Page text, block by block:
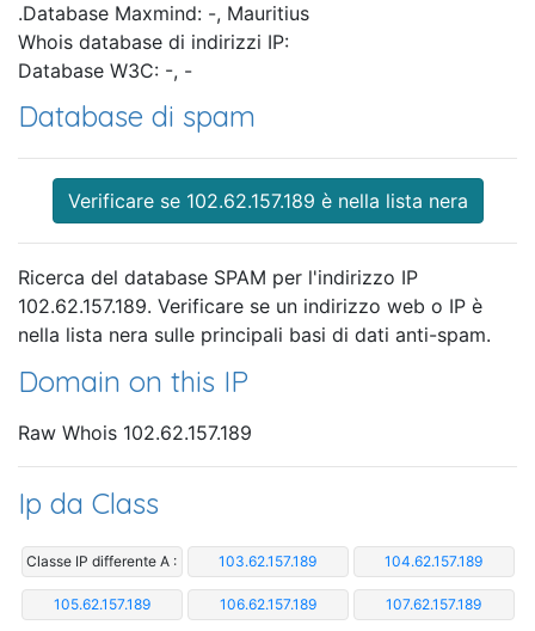
.Database Maxmind: -, Mauritius
Whois database di indirizzi IP:
Database W3C: -, -
Database di spam
Verificare se 102.62.157.189 è nella lista nera
Ricerca del database SPAM per l'indirizzo IP
102.62.157.189. Verificare se un indirizzo web o IP è
nella lista nera sulle principali basi di dati anti-spam.
Domain on this IP
Raw Whois 102.62.157.189
Ip da Class
Classe IP differente A : 103.62.157.189 104.62.157.189
105.62.157.189 106.62.157.189 107.62.157.189